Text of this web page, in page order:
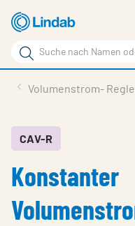
Zum
Hauptinhalt
Suchbegriff
Seite
durchsuchen
Im Fokus
Über Lindab
Volumenstrom-
CAV-R
Konstanter